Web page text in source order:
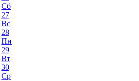
Сб
27
Вс
28
Пн
29
Вт
30
Ср